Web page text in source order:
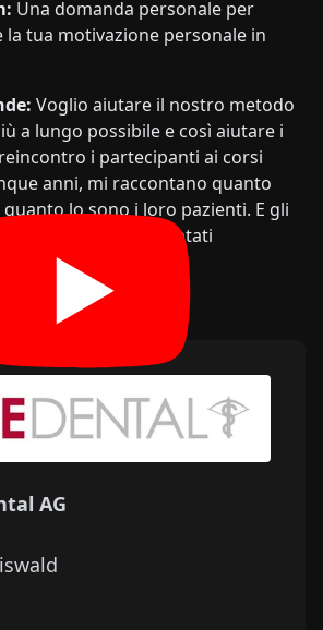
Una domanda personale per
la tua motivazione personale in
Voglio aiutare il nostro metodo
a lungo possibile e così aiutare i
i partecipanti ai corsi
anni, mi raccontano quanto
lo sono i loro pazienti. E gli
metodo sono diventati
AG